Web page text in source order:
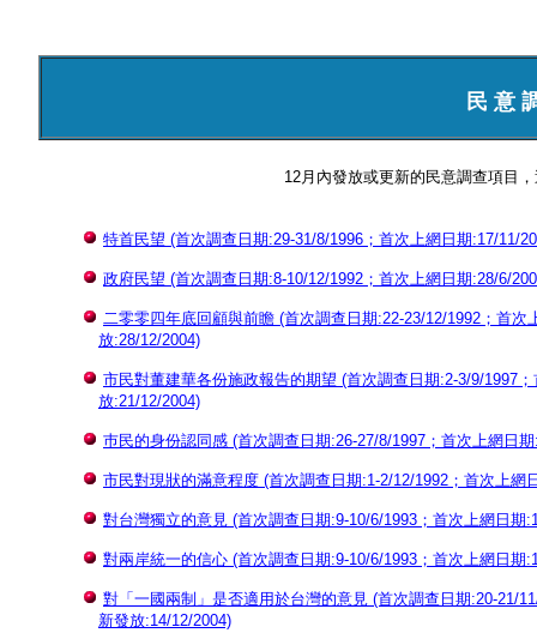
民 意
12月內發放或更新的民意調查項目
特首民望 (首次調查日期:29-31/8/1996；首次上網日期:17/11/
政府民望 (首次調查日期:8-10/12/1992；首次上網日期:28/6/
二零零四年底回顧與前瞻 (首次調查日期:22-23/12/1992；首
放:28/12/2004)
市民對董建華各份施政報告的期望 (首次調查日期:2-3/9/1997
放:21/12/2004)
巿民的身份認同感 (首次調查日期:26-27/8/1997；首次上網日
市民對現狀的滿意程度 (首次調查日期:1-2/12/1992；首次上
對台灣獨立的意見 (首次調查日期:9-10/6/1993；首次上網日
對兩岸統一的信心 (首次調查日期:9-10/6/1993；首次上網日
對「一國兩制」是否適用於台灣的意見 (首次調查日期:20-21/
新發放:14/12/2004)